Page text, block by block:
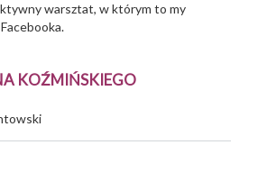
warsztat, w którym to my
KOŹMIŃSKIEGO